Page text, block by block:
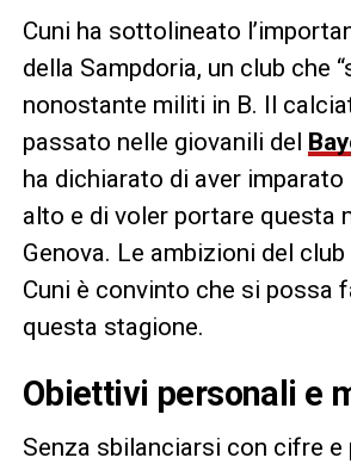
Cuni ha sottolineato
della Sampdoria, un club che
nonostante militi in B. Il
passato nelle giovanili del
ha dichiarato di aver imparato
alto e di voler portare questa
Genova. Le ambizioni del
Cuni è convinto che si possa
questa stagione.
Obiettivi personali e
Senza sbilanciarsi con cifre e